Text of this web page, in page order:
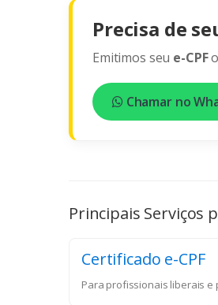
Precisa de
Emitimos seu e-CPF
Chamar no
Principais Serviços
Certificado e-CPF
Para profissionais liberais e